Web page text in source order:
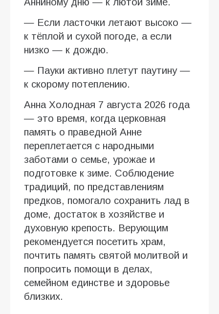
— Если ласточки летают высоко —
к тёплой и сухой погоде, а если
низко — к дождю.
— Пауки активно плетут паутину —
к скорому потеплению.
Анна Холодная 7 августа 2026 года
— это время, когда церковная
память о праведной Анне
переплетается с народными
заботами о семье, урожае и
подготовке к зиме. Соблюдение
традиций, по представлениям
предков, помогало сохранить лад в
доме, достаток в хозяйстве и
духовную крепость. Верующим
рекомендуется посетить храм,
почтить память святой молитвой и
попросить помощи в делах,
семейном единстве и здоровье
близких.